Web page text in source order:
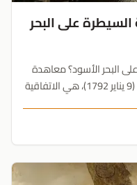
على البحر
البحر الأسود؟ معاهدة
جاسي معاهدة جاسي معاهدة جاسي، (9 يناير 1792)، هي الاتفاقية